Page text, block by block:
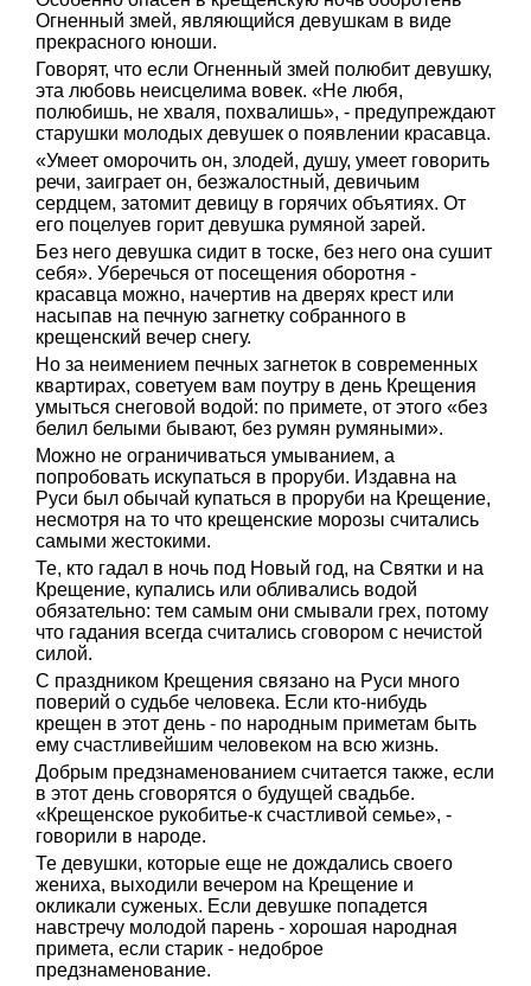
Огненный змей, являющийся девушкам в виде
прекрасного юноши.
Говорят, что если Огненный змей полюбит девушку,
эта любовь неисцелима вовек. «Не любя,
полюбишь, не хваля, похвалишь», - предупреждают
старушки молодых девушек о появлении красавца.
«Умеет оморочить он, злодей, душу, умеет говорить
речи, заиграет он, безжалостный, девичьим
сердцем, затомит девицу в горячих объятиях. От
его поцелуев горит девушка румяной зарей.
Без него девушка сидит в тоске, без него она сушит
себя». Уберечься от посещения оборотня -
красавца можно, начертив на дверях крест или
насыпав на печную загнетку собранного в
крещенский вечер снегу.
Но за неимением печных загнеток в современных
квартирах, советуем вам поутру в день Крещения
умыться снеговой водой: по примете, от этого «без
белил белыми бывают, без румян румяными».
Можно не ограничиваться умыванием, а
попробовать искупаться в проруби. Издавна на
Руси был обычай купаться в проруби на Крещение,
несмотря на то что крещенские морозы считались
самыми жестокими.
Те, кто гадал в ночь под Новый год, на Святки и на
Крещение, купались или обливались водой
обязательно: тем самым они смывали грех, потому
что гадания всегда считались сговором с нечистой
силой.
С праздником Крещения связано на Руси много
поверий о судьбе человека. Если кто-нибудь
крещен в этот день - по народным приметам быть
ему счастливейшим человеком на всю жизнь.
Добрым предзнаменованием считается также, если
в этот день сговорятся о будущей свадьбе.
«Крещенское рукобитье-к счастливой семье», -
говорили в народе.
Те девушки, которые еще не дождались своего
жениха, выходили вечером на Крещение и
окликали суженых. Если девушке попадется
навстречу молодой парень - хорошая народная
примета, если старик - недоброе
предзнаменование.